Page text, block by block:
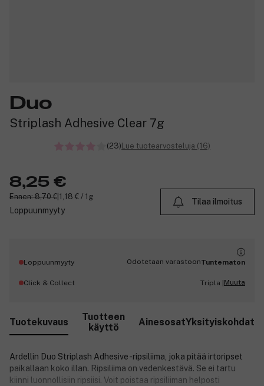
Duo
Striplash Adhesive Clear 7g
(23) Lue tuotearvosteluja (16)
8,25 €
Ennen: 8,70 € 1,18 € / 1g
Loppuunmyyty
Tilaa ilmoitus
Loppuunmyyty Odotetaan varastoonTuntematon
Click & Collect Tripla |Muuta
Tuotekuvaus
Tuotteen
käyttö
AinesosatYksityiskohdat
Ardellin Duo Striplash Adhesive -ripsiliima, joka pitää irtoripset
paikallaan koko illan. Ripsiliima on vedenkestävä. Se ei tartu
kiinni luonnollisiin ripsiisi. Voit poistaa ripsiliiman helposti